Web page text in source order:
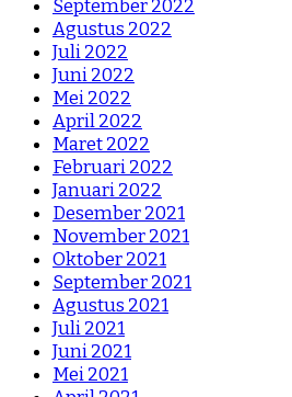
September 2022
Agustus 2022
Juli 2022
Juni 2022
Mei 2022
April 2022
Maret 2022
Februari 2022
Januari 2022
Desember 2021
November 2021
Oktober 2021
September 2021
Agustus 2021
Juli 2021
Juni 2021
Mei 2021